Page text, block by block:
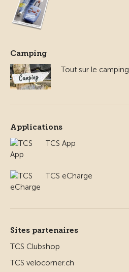
Camping
Tout sur le camping
Applications
TCS App
TCS eCharge
Sites partenaires
TCS Clubshop
TCS velocorner.ch